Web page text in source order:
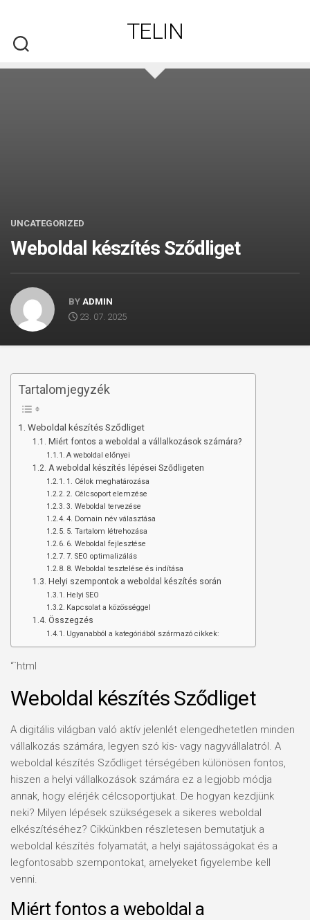
content
TELIN
UNCATEGORIZED
Weboldal készítés​ Sződliget
BY ADMIN
23. 07. 2025
Tartalomjegyzék
Weboldal készítés Sződliget
Miért fontos a weboldal a vállalkozások számára?
A weboldal előnyei
A weboldal készítés lépései Sződligeten
1. Célok meghatározása
2. Célcsoport elemzése
3. Weboldal tervezése
4. Domain név választása
5. Tartalom létrehozása
6. Weboldal fejlesztése
7. SEO optimalizálás
8. Weboldal tesztelése és indítása
Helyi szempontok a weboldal készítés során
Helyi SEO
Kapcsolat a közösséggel
Összegzés
Ugyanabból a kategóriából származó cikkek:
“`html
Weboldal készítés Sződliget
A digitális világban való aktív jelenlét elengedhetetlen minden
vállalkozás számára, legyen szó kis- vagy nagyvállalatról. A
weboldal készítés Sződliget térségében különösen fontos,
hiszen a helyi vállalkozások számára ez a legjobb módja
annak, hogy elérjék célcsoportjukat. De hogyan kezdjünk
neki? Milyen lépések szükségesek a sikeres weboldal
elkészítéséhez? Cikkünkben részletesen bemutatjuk a
weboldal készítés folyamatát, a helyi sajátosságokat és a
legfontosabb szempontokat, amelyeket figyelembe kell
venni.
Miért fontos a weboldal a